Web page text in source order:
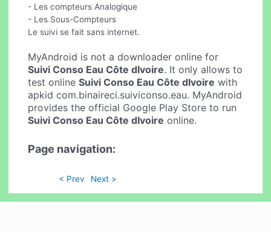
- Les compteurs Analogique
- Les Sous-Compteurs
Le suivi se fait sans internet.
MyAndroid is not a downloader online for
Suivi Conso Eau Côte dIvoire. It only allows to
test onlineSuivi Conso Eau Côte dIvoire with
apkid com.binaireci.suiviconso.eau. MyAndroid
provides the official Google Play Store to run
Suivi Conso Eau Côte dIvoire online.
Page navigation:
< Prev Next >